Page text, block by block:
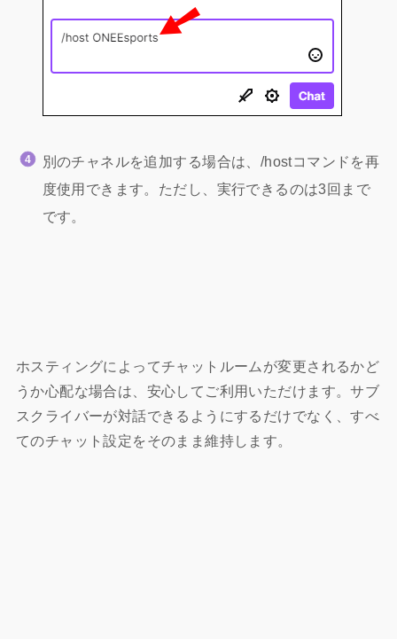
別のチャネルを追加する場合は、/hostコマンドを再
度使用できます。ただし、実行できるのは3回まで
です。
ホスティングによってチャットルームが変更されるかど
うか心配な場合は、安心してご利用いただけます。サブ
スクライバーが対話できるようにするだけでなく、すべ
てのチャット設定をそのまま維持します。